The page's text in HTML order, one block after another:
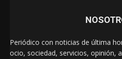
Periódico con noticias de última
ocio, sociedad, servicios, opinión,